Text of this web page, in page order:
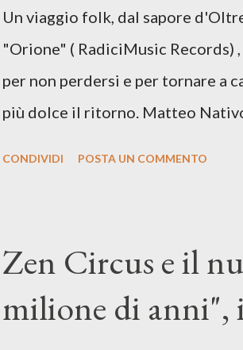
più densa. Il brano è anche una
il suo nuovo percorso artistico
Un viaggio folk, dal sapore
"Orione" ( RadiciMusic Records)
per non perdersi e per tornare a
più dolce il ritorno. Matteo
voce della cantautrice Silvia
nostro inizia questo concept
CONDIVIDI POSTA UN COMMENTO
Zen Circus e il
milione di anni",